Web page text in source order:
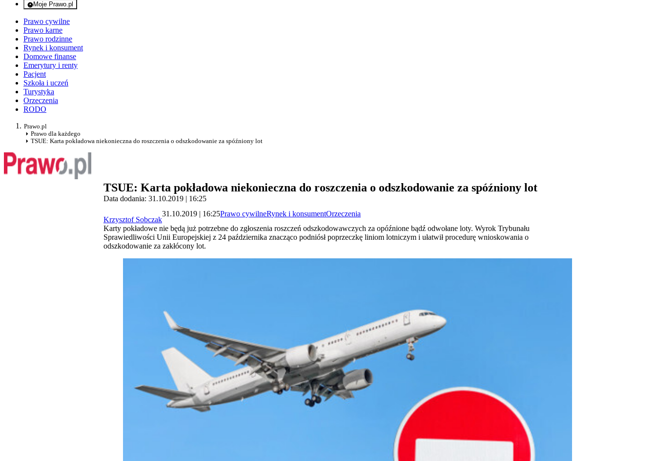
Moje Prawo.pl
- rejestracja i logowanie do serwisu
Prawo cywilne
Prawo karne
Prawo rodzinne
Rynek i konsument
Domowe finanse
Emerytury i renty
Pacjent
Szkoła i uczeń
Turystyka
Orzeczenia
RODO
Prawo.pl
Prawo dla każdego
TSUE: Karta pokładowa niekonieczna do roszczenia o odszkodowanie za spóźniony lot
TSUE: Karta pokładowa niekonieczna do roszczenia o odszkodowanie za spóźniony lot
Data dodania: 31.10.2019 | 16:25
Krzysztof Sobczak
31.10.2019 | 16:25Prawo cywilneRynek i konsumentOrzeczenia
Karty pokładowe nie będą już potrzebne do zgłoszenia roszczeń odszkodowawczych za opóźnione bądź odwołane loty. Wyrok Trybunału
Sprawiedliwości Unii Europejskiej z 24 października znacząco podniósł poprzeczkę liniom lotniczym i ułatwił procedurę wnioskowania o
odszkodowanie za zakłócony lot.